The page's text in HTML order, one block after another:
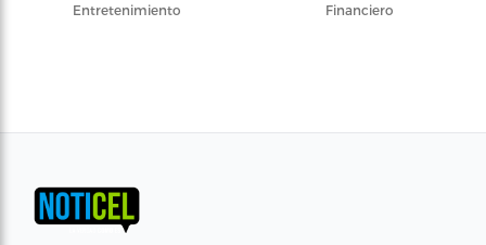
Entretenimiento
Financiero